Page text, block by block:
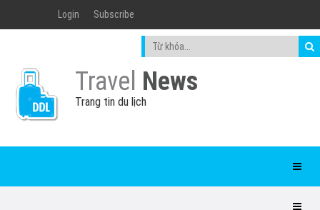
Login Subscribe
Travel News
Trang tin du lịch